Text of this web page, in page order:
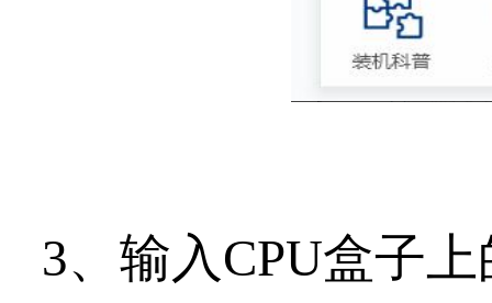
3、输入CPU盒子上